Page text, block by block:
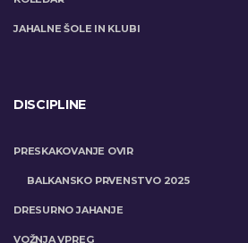
JAHALNE ŠOLE IN KLUBI
DISCIPLINE
PRESKAKOVANJE OVIR
BALKANSKO PRVENSTVO 2025
DRESURNO JAHANJE
VOŽNJA VPREG